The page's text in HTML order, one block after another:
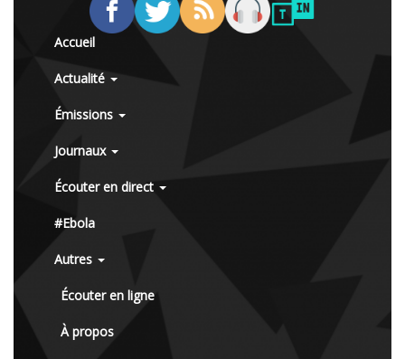
Accueil
Actualité
Émissions
Journaux
Écouter en direct
#Ebola
Autres
Écouter en ligne
À propos